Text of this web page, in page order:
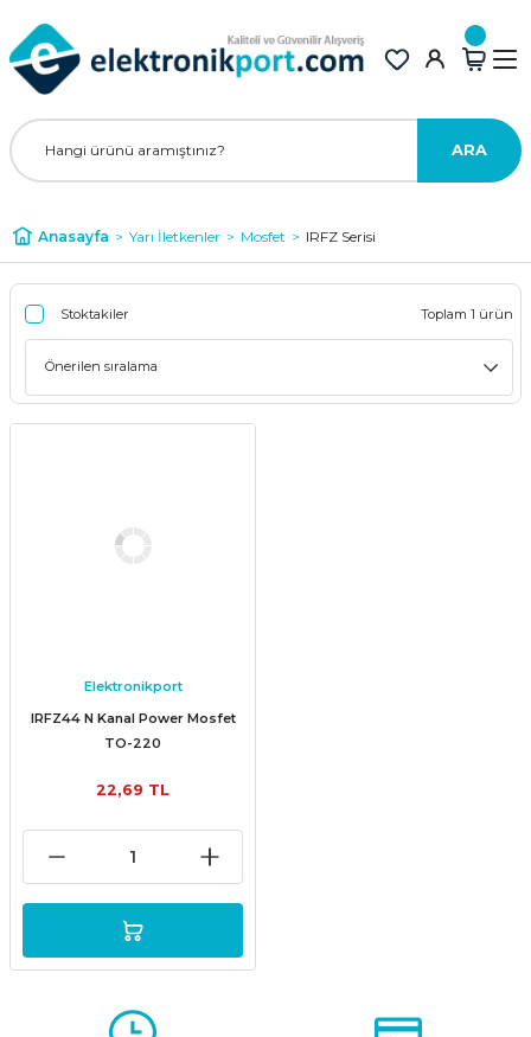
ARA
Anasayfa Yarı İletkenler Mosfet IRFZ Serisi
Stoktakiler Toplam 1 ürün
Elektronikport
IRFZ44 N Kanal Power Mosfet
TO-220
22,69 TL